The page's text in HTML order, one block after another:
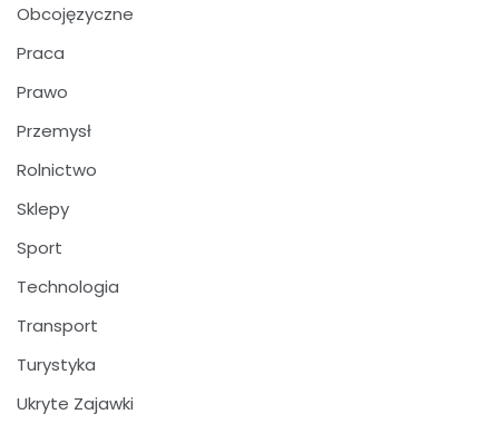
Obcojęzyczne
Praca
Prawo
Przemysł
Rolnictwo
Sklepy
Sport
Technologia
Transport
Turystyka
Ukryte Zajawki